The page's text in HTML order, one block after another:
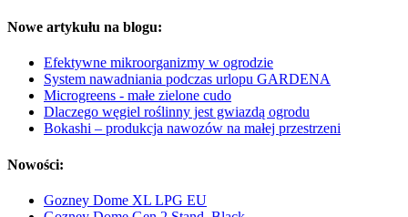
Nowe artykułu na blogu:
Efektywne mikroorganizmy w ogrodzie
System nawadniania podczas urlopu GARDENA
Microgreens - małe zielone cudo
Dlaczego węgiel roślinny jest gwiazdą ogrodu
Bokashi – produkcja nawozów na małej przestrzeni
Nowości:
Gozney Dome XL LPG EU